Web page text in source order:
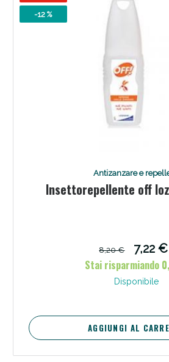
-12 %
Antizanzare e
Insettorepellente off
8,20 €
7,22 €
Stai risparmiando
Disponibile
AGGIUNGI AL